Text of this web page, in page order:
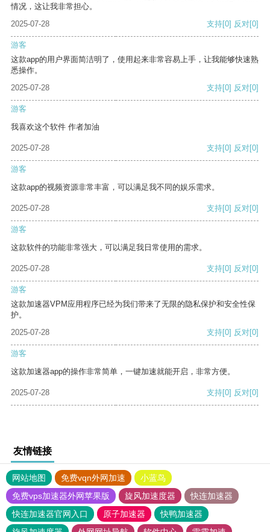
情况，这让我非常担心。
2025-07-28
支持[0] 反对[0]
游客
这款app的用户界面简洁明了，使用起来非常容易上手，让我能够快速熟
悉操作。
2025-07-28
支持[0] 反对[0]
游客
我喜欢这个软件 作者加油
2025-07-28 支持[0] 反对[0]
游客
这款app的视频资源非常丰富，可以满足我不同的娱乐需求。
2025-07-28 支持[0] 反对[0]
游客
这款软件的功能非常强大，可以满足我日常使用的需求。
2025-07-28 支持[0] 反对[0]
游客
这款加速器VPM应用程序已经为我们带来了无限的隐私保护和安全性保
护。
2025-07-28
支持[0] 反对[0]
游客
这款加速器app的操作非常简单，一键加速就能开启，非常方便。
2025-07-28 支持[0] 反对[0]
友情链接
网站地图 免费vqn外网加速
小蓝鸟
免费vps加速器外网苹果版
旋风加速度器
快连加速器
快连加速器官网入口
原子加速器
快鸭加速器